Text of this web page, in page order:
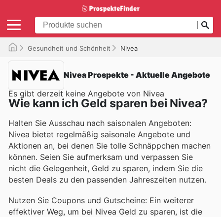
Gesundheit und Schönheit Nivea
Nivea Prospekte - Aktuelle Angebote
Es gibt derzeit keine Angebote von Nivea
Wie kann ich Geld sparen bei Nivea?
Halten Sie Ausschau nach saisonalen Angeboten:
Nivea bietet regelmäßig saisonale Angebote und
Aktionen an, bei denen Sie tolle Schnäppchen machen
können. Seien Sie aufmerksam und verpassen Sie
nicht die Gelegenheit, Geld zu sparen, indem Sie die
besten Deals zu den passenden Jahreszeiten nutzen.
Nutzen Sie Coupons und Gutscheine: Ein weiterer
effektiver Weg, um bei Nivea Geld zu sparen, ist die